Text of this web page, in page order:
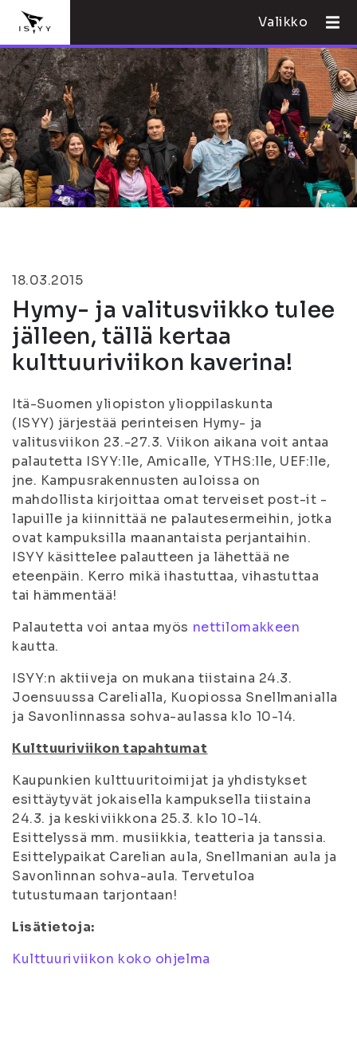
Valikko
18.03.2015
Hymy- ja valitusviikko tulee
jälleen, tällä kertaa
kulttuuriviikon kaverina!
Itä-Suomen yliopiston ylioppilaskunta
(ISYY) järjestää perinteisen Hymy- ja
valitusviikon 23.-27.3. Viikon aikana voit antaa
palautetta ISYY:lle, Amicalle, YTHS:lle, UEF:lle,
jne. Kampusrakennusten auloissa on
mahdollista kirjoittaa omat terveiset post-it -
lapuille ja kiinnittää ne palautesermeihin, jotka
ovat kampuksilla maanantaista perjantaihin.
ISYY käsittelee palautteen ja lähettää ne
eteenpäin. Kerro mikä ihastuttaa, vihastuttaa
tai hämmentää!
Palautetta voi antaa myös nettilomakkeen
kautta.
ISYY:n aktiiveja on mukana tiistaina 24.3.
Joensuussa Carelialla, Kuopiossa Snellmanialla
ja Savonlinnassa sohva-aulassa klo 10-14.
Kulttuuriviikon tapahtumat
Kaupunkien kulttuuritoimijat ja yhdistykset
esittäytyvät jokaisella kampuksella tiistaina
24.3. ja keskiviikkona 25.3. klo 10-14.
Esittelyssä mm. musiikkia, teatteria ja tanssia.
Esittelypaikat Carelian aula, Snellmanian aula ja
Savonlinnan sohva-aula. Tervetuloa
tutustumaan tarjontaan!
Lisätietoja:
Kulttuuriviikon koko ohjelma